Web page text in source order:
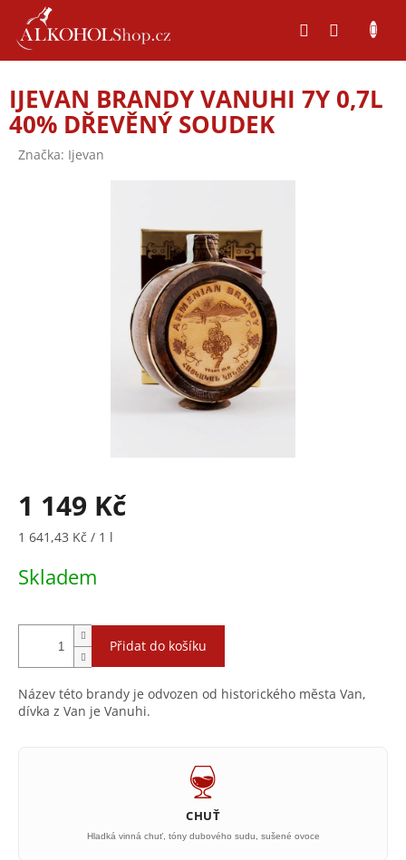
obsah
IJEVAN BRANDY VANUHI 7Y 0,7L
40% DŘEVĚNÝ SOUDEK
Značka: Ijevan
1 149 Kč
Měrná
1 641,43 Kč / 1 l
Skladem
Přidat do košíku
Název této brandy je odvozen od historického města Van,
dívka z Van je Vanuhi.
CHUŤ
Hladká vinná chuť, tóny dubového sudu, sušené ovoce